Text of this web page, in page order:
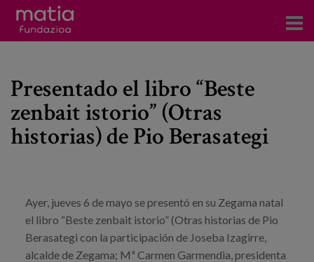
Servicios
Eventos
Blog
Prensa
Presentado el libro “Beste
zenbait istorio” (Otras
historias) de Pio Berasategi
Ayer, jueves 6 de mayo se presentó en su Zegama natal
el libro “Beste zenbait istorio” (Otras historias de Pio
Berasategi con la participación de Joseba Izagirre,
alcalde de Zegama; Mª Carmen Garmendia, presidenta